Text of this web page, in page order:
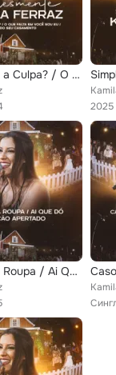
De Quem É a Culpa? / O Que Falta em Você Sou Eu / No Dia do Seu Casamento (Ao Vivo)
2025
Sem Tirar a Roupa / Ai Que Dó / Coração Apertado (Ao Vivo)